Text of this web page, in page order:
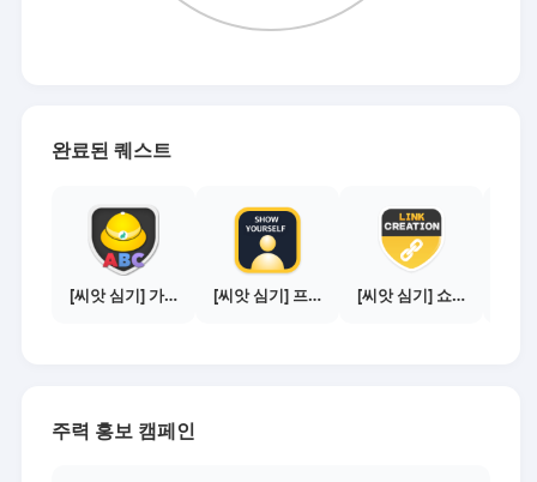
완료된 퀘스트
[씨앗 심기] 가이드보기 - 매체별 활동 가이드 [씨앗 심기] 프로필 사진 등록하기 [씨앗 심기] 쇼핑몰 링크 발급하기 - 제휴몰 10곳
주력 홍보 캠페인